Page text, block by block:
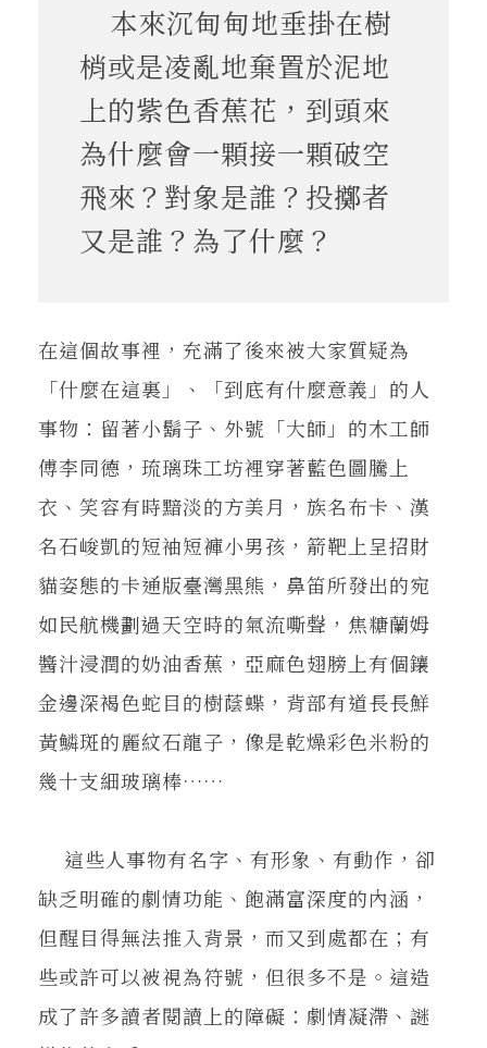
本來沉甸甸地垂掛在樹
梢或是凌亂地棄置於泥地
上的紫色香蕉花，到頭來
為什麼會一顆接一顆破空
飛來？對象是誰？投擲者
又是誰？為了什麼？
在這個故事裡，充滿了後來被大家質疑為
「什麼在這裏」、「到底有什麼意義」的人
事物：留著小鬍子、外號「大師」的木工師
傅李同德，琉璃珠工坊裡穿著藍色圖騰上
衣、笑容有時黯淡的方美月，族名布卡、漢
名石峻凱的短袖短褲小男孩，箭靶上呈招財
貓姿態的卡通版臺灣黑熊，鼻笛所發出的宛
如民航機劃過天空時的氣流嘶聲，焦糖蘭姆
醬汁浸潤的奶油香蕉，亞麻色翅膀上有個鑲
金邊深褐色蛇目的樹蔭蝶，背部有道長長鮮
黃鱗斑的麗紋石龍子，像是乾燥彩色米粉的
幾十支細玻璃棒……
這些人事物有名字、有形象、有動作，卻
缺乏明確的劇情功能、飽滿富深度的內涵，
但醒目得無法推入背景，而又到處都在；有
些或許可以被視為符號，但很多不是。這造
成了許多讀者閱讀上的障礙：劇情凝滯、謎